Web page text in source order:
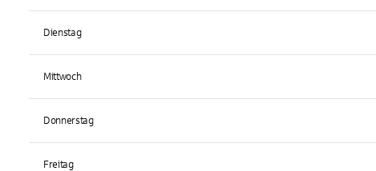
Dienstag
Mittwoch
Donnerstag
Freitag